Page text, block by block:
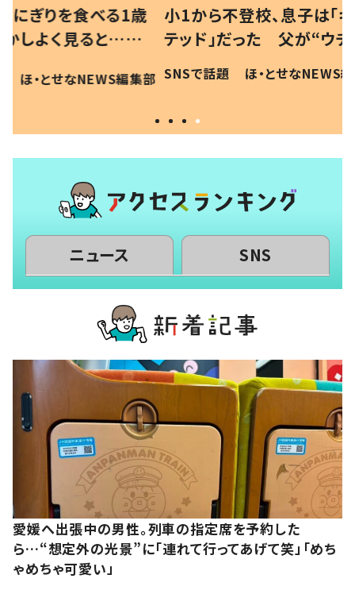
る1歳
…母
現行編集部
小1から不登校、息子は「ギフ
テッド」だった 父が“ウチ給
食”を作り続ける理由とは #令
和の親 #令和の子
SNSで話題 ほ・とせなNEWS編集部
ひ孫に
が、抱
に「涙
方ない」
ニュース SNS
愛媛へ出張中の男性。列車の指定席を予約した
ら…“想定外の光景”に「連れて行ってあげて笑」「めち
ゃめちゃ可愛い」